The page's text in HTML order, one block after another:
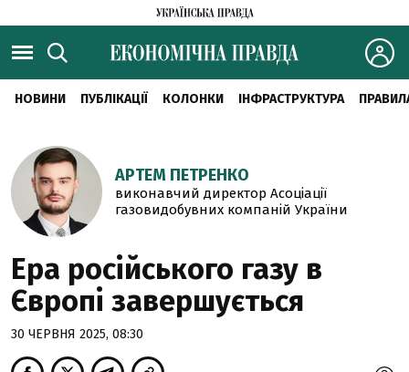
НОВИНИ ПУБЛІКАЦІЇ КОЛОНКИ ІНФРАСТРУКТУРА
АРТЕМ ПЕТРЕНКО
виконавчий директор Асоціації
газовидобувних компаній України
Ера російського газу в
Європі завершується
30 ЧЕРВНЯ 2025, 08:30